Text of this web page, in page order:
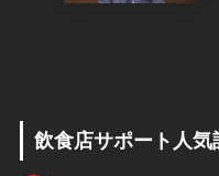
飲食店サポート人気